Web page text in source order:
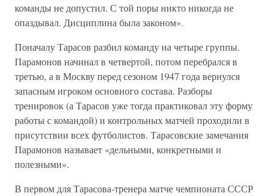
команды не допустил. С той поры никто никогда не
опаздывал. Дисциплина была законом».
Поначалу Тарасов разбил команду на четыре группы.
Парамонов начинал в четвертой, потом перебрался в
третью, а в Москву перед сезоном 1947 года вернулся
запасным игроком основного состава. Разборы
тренировок (а Тарасов уже тогда практиковал эту форму
работы с командой) и контрольных матчей проходили в
присутствии всех футболистов. Тарасовские замечания
Парамонов называет «дельными, конкретными и
полезными».
В первом для Тарасова-тренера матче чемпионата СССР